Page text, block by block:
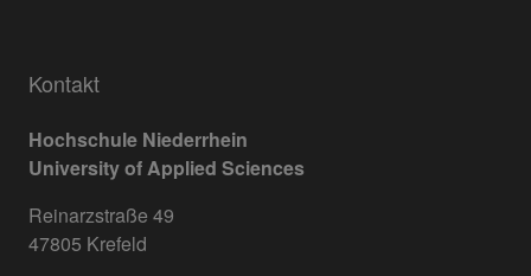
Kontakt
Hochschule Niederrhein
University of Applied Sciences
Reinarzstraße 49
47805 Krefeld